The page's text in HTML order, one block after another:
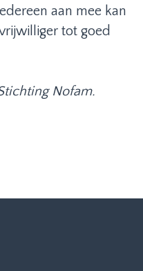
aan mee kan
tot goed
Nofam.